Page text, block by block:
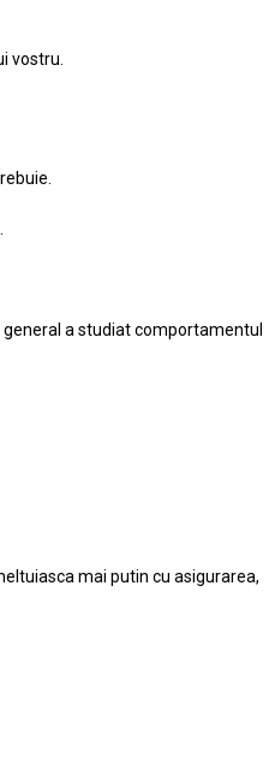
vostru.
general a studiat comportamentul
mai putin cu asigurarea,